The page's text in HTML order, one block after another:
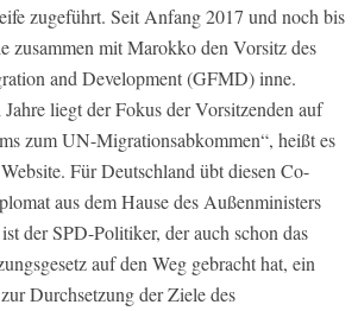
zugeführt. Seit Anfang 2017 und noch bis
zusammen mit Marokko den Vorsitz des
and Development (GFMD) inne.
liegt der Fokus der Vorsitzenden auf
zum UN-Migrationsabkommen“, heißt es
Für Deutschland übt diesen Co-
aus dem Hause des Außenministers
der SPD-Politiker, der auch schon das
auf den Weg gebracht hat, ein
Durchsetzung der Ziele des